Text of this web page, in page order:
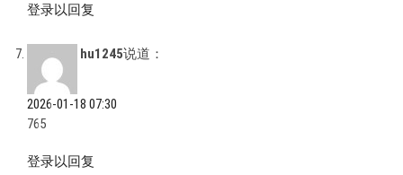
登录以回复
hu1245说道：
2026-01-18 07:30
765
登录以回复